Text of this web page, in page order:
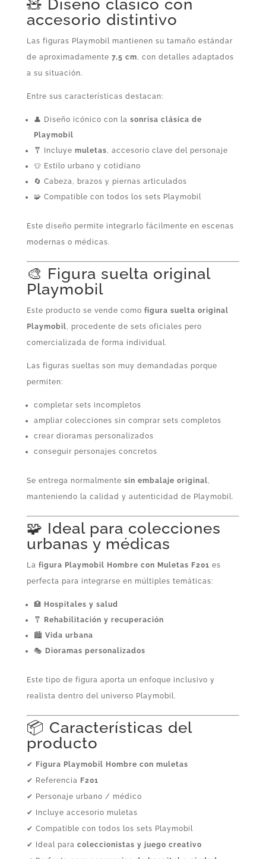
🧸 Diseño clásico con
accesorio distintivo
Las figuras Playmobil mantienen su tamaño estándar
de aproximadamente 7,5 cm, con detalles adaptados
a su situación.
Entre sus características destacan:
👤 Diseño icónico con la sonrisa clásica de
Playmobil
🩼 Incluye muletas, accesorio clave del personaje
👕 Estilo urbano y cotidiano
🔄 Cabeza, brazos y piernas articulados
🧩 Compatible con todos los sets Playmobil
Este diseño permite integrarlo fácilmente en escenas
modernas o médicas.
🎨 Figura suelta original
Playmobil
Este producto se vende como figura suelta original
Playmobil, procedente de sets oficiales pero
comercializada de forma individual.
Las figuras sueltas son muy demandadas porque
permiten:
completar sets incompletos
ampliar colecciones sin comprar sets completos
crear dioramas personalizados
conseguir personajes concretos
Se entrega normalmente sin embalaje original,
manteniendo la calidad y autenticidad de Playmobil.
🧩 Ideal para colecciones
urbanas y médicas
La figura Playmobil Hombre con Muletas F201 es
perfecta para integrarse en múltiples temáticas:
🏥 Hospitales y salud
🩼
Rehabilitación y recuperación
🏙️ Vida urbana
🎭 Dioramas personalizados
Este tipo de figura aporta un enfoque inclusivo y
realista dentro del universo Playmobil.
📦 Características del
producto
✔ Figura Playmobil Hombre con muletas
✔ Referencia F201
✔ Personaje urbano / médico
✔ Incluye accesorio muletas
✔ Compatible con todos los sets Playmobil
✔ Ideal para coleccionistas y juego creativo